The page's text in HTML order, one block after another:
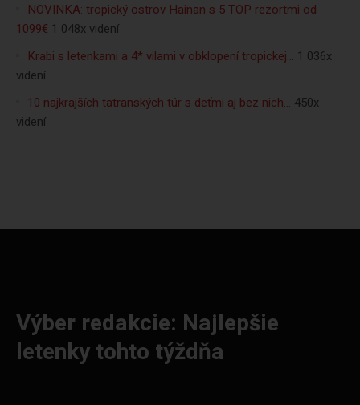
NOVINKA: tropický ostrov Hainan s 5 TOP rezortmi od
1099€ 1 048x videní
Krabi s letenkami a 4* vilami v obklopení tropickej… 1 036x
videní
10 najkrajších tatranských túr s deťmi aj bez nich… 450x
videní
Výber redakcie: Najlepšie
letenky tohto týždňa